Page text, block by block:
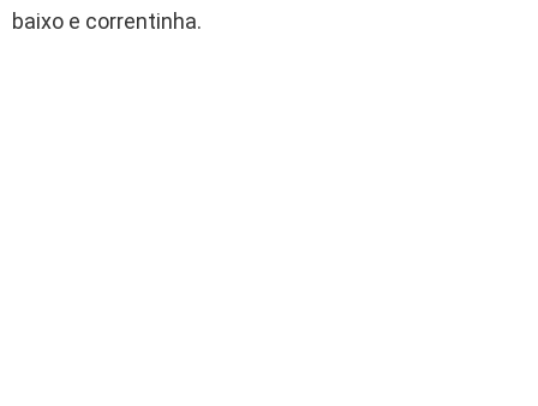
baixo e correntinha.